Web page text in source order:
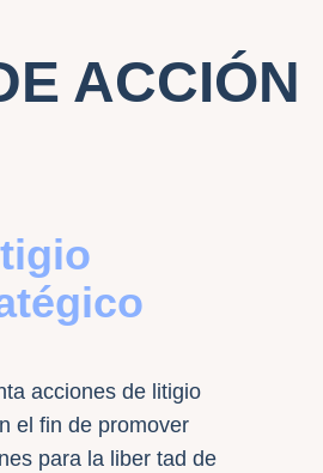
ACCIÓN
acciones de litigio
el fin de promover
para la liber tad de